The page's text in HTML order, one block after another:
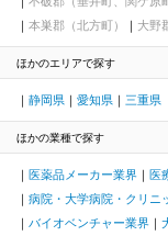
本巣郡（北方町）
大野
ほかのエリアで探す
静岡県 愛知県 三重県
ほかの業種で探す
医薬品メーカー業界 医
病院・大学病院・クリニ
バイオベンチャー業界